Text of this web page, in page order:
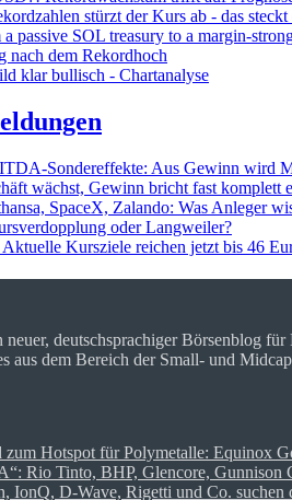
stürzt der Kurs ab - das steckt
passive SOL treasury to a margin-
dem Rekordhoch
klar bullisch - Chartanalyse
Sondereffekte: Aus Gewinn wird
wächst, Gewinn bricht fast komplett
SpaceX, Zalando: Was Anleger
oder Langweiler?
Kursziele reichen jetzt bis 46
deutschsprachiger Börsenblog
aus dem Bereich der Small- und
Hotspot für Polymetalle: Equinox
Rio Tinto, BHP, Glencore, Gunnison
IonQ, D-Wave, Rigetti und Co.